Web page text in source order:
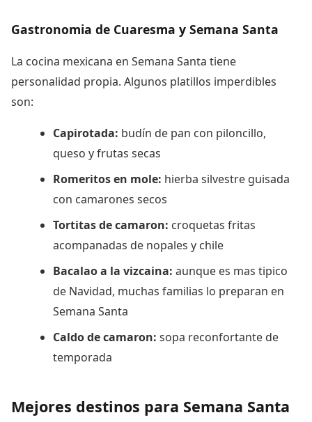
Gastronomia de Cuaresma y Semana Santa
La cocina mexicana en Semana Santa tiene
personalidad propia. Algunos platillos imperdibles
son:
Capirotada: budín de pan con piloncillo,
queso y frutas secas
Romeritos en mole: hierba silvestre guisada
con camarones secos
Tortitas de camaron: croquetas fritas
acompanadas de nopales y chile
Bacalao a la vizcaina: aunque es mas tipico
de Navidad, muchas familias lo preparan en
Semana Santa
Caldo de camaron: sopa reconfortante de
temporada
Mejores destinos para Semana Santa